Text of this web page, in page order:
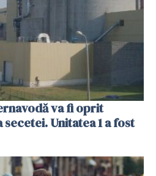
va fi oprit
Unitatea 1 a fost